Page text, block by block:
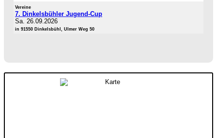
Vereine
7. Dinkelsbühler Jugend-Cup
Sa. 26.09.2026
in 91550 Dinkelsbühl, Ulmer Weg 50